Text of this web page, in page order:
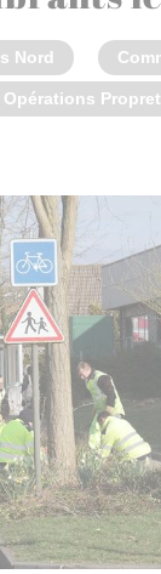
Nord
Opérations